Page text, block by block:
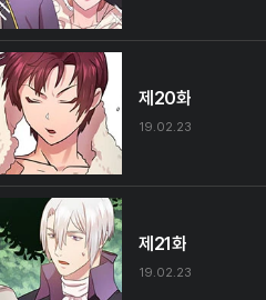
제20화
19.02.23
제21화
19.02.23